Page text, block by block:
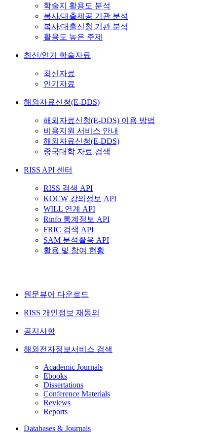
학술지 활용도 분석
복사/대출제공 기관 분석
복사/대출신청 기관 분석
활용도 높은 주제
최신/인기 학술자료
최신자료
인기자료
해외자료신청(E-DDS)
해외자료신청(E-DDS) 이용 방법
비용지원 서비스 안내
해외자료신청(E-DDS)
중국대학 자료 검색
RISS API 센터
RISS 검색 API
KOCW 강의정보 API
WILL 연계 API
Rinfo 통계정보 API
FRIC 검색 API
SAM 분석활용 API
활용 및 참여 현황
원문뷰어 다운로드
RISS 개인정보 재동의
공지사항
해외전자정보서비스 검색
Academic Journals
Ebooks
Dissertations
Conference Materials
Reviews
Reports
Databases & Journals